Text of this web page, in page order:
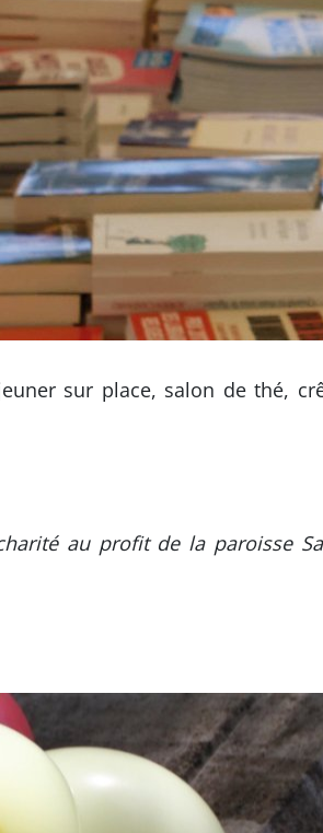
sur place, salon de thé,
au profit de la paroisse